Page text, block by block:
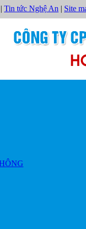
| Tin tức Nghệ An | Site